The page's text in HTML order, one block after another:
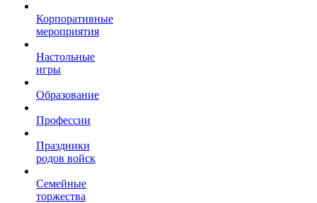
Корпоративные
мероприятия
Настольные
игры
Образование
Профессии
Праздники
родов войск
Семейные
торжества